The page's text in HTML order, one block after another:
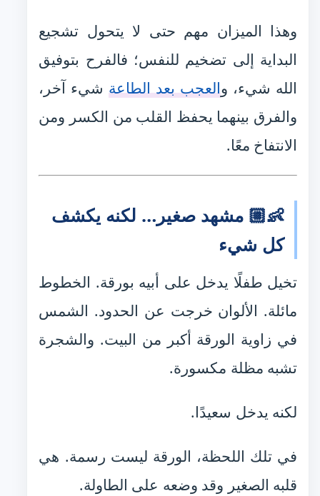
وهذا الميزان مهم حتى لا يتحول تشجيع
البداية إلى تضخيم للنفس؛ فالفرح بتوفيق
الله شيء، والعجب بعد الطاعةشيء آخر،
والفرق بينهما يحفظ القلب من الكسر ومن
الانتفاخ معًا.
👶🏼 مشهد صغير… لكنه يكشف
كل شيء
تخيل طفلًا يدخل على أبيه بورقة. الخطوط
مائلة. الألوان خرجت عن الحدود. الشمس
في زاوية الورقة أكبر من البيت. والشجرة
تشبه مظلة مكسورة.
لكنه يدخل سعيدًا.
في تلك اللحظة، الورقة ليست رسمة. هي
قلبه الصغير وقد وضعه على الطاولة.